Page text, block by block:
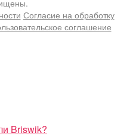
Согласие на обработку
соглашение
Briswik?